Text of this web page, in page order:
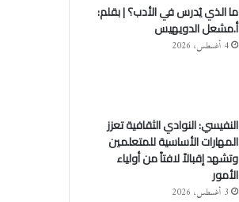
ما الذي يُدرس في الأدب؟ | بقلم:
أ.مشعل الدويهيس
4 أغسطس، 2026
النفيسي: النوادي الثقافية تعزز
المهارات الأساسية للمتعلمين
وتشهد إقبالاً لافتاً من أولياء
الأمور
3 أغسطس، 2026